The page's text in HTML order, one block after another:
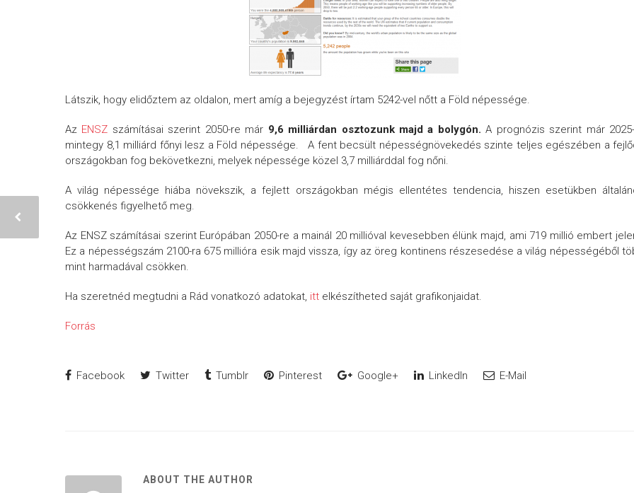
Látszik, hogy elidőztem az oldalon, mert amíg a bejegyzést írtam 5242-vel nőtt a Föld népessége.
Az ENSZ számításai szerint 2050-re már 9,6 milliárdan osztozunk majd a bolygón. A prognózis szerint már
mintegy 8,1 milliárd főnyi lesz a Föld népessége. A fent becsült népességnövekedés szinte teljes egészében a
országokban fog bekövetkezni, melyek népessége közel 3,7 milliárddal fog nőni.
A világ népessége hiába növekszik, a fejlett országokban mégis ellentétes tendencia, hiszen esetükben
csökkenés figyelhető meg.
Az ENSZ számításai szerint Európában 2050-re a mainál 20 millióval kevesebben élünk majd, ami 719 millió embert
Ez a népességszám 2100-ra 675 millióra esik majd vissza, így az öreg kontinens részesedése a világ népességéből
mint harmadával csökken.
Ha szeretnéd megtudni a Rád vonatkozó adatokat, itt elkészítheted saját grafikonjaidat.
Forrás
Facebook Twitter Tumblr Pinterest Google+ LinkedIn E-Mail
ABOUT THE AUTHOR